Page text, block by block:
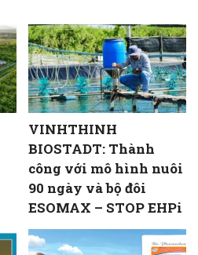
VINHTHINH
BIOSTADT: Thành
công với mô hình nuôi
90 ngày và bộ đôi
ESOMAX – STOP EHPi